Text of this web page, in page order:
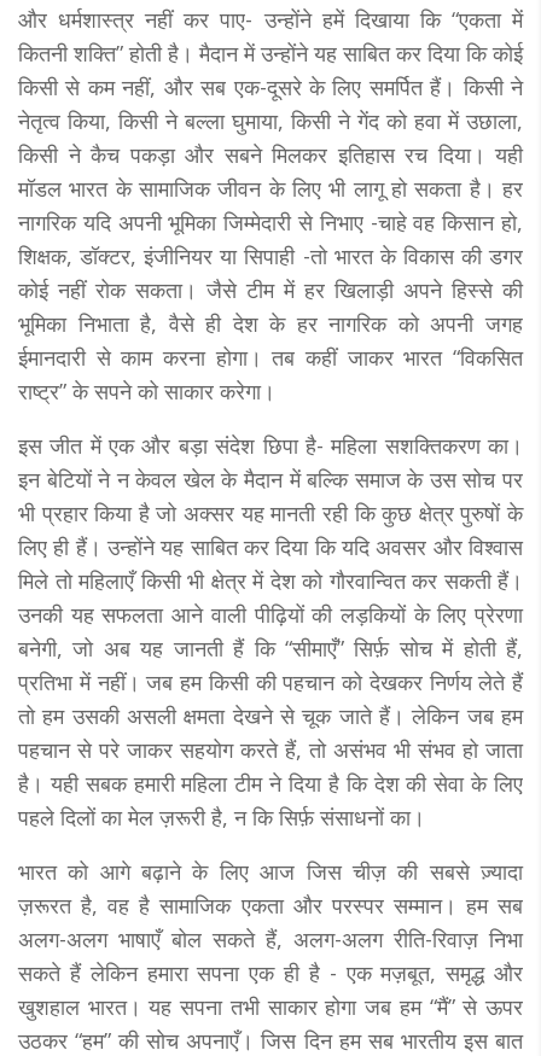
और धर्मशास्त्र नहीं कर पाए- उन्होंने हमें दिखाया कि “एकता में
कितनी शक्ति” होती है। मैदान में उन्होंने यह साबित कर दिया कि कोई
किसी से कम नहीं, और सब एक-दूसरे के लिए समर्पित हैं। किसी ने
नेतृत्व किया, किसी ने बल्ला घुमाया, किसी ने गेंद को हवा में उछाला,
किसी ने कैच पकड़ा और सबने मिलकर इतिहास रच दिया। यही
मॉडल भारत के सामाजिक जीवन के लिए भी लागू हो सकता है। हर
नागरिक यदि अपनी भूमिका जिम्मेदारी से निभाए -चाहे वह किसान हो,
शिक्षक, डॉक्टर, इंजीनियर या सिपाही -तो भारत के विकास की डगर
कोई नहीं रोक सकता। जैसे टीम में हर खिलाड़ी अपने हिस्से की
भूमिका निभाता है, वैसे ही देश के हर नागरिक को अपनी जगह
ईमानदारी से काम करना होगा। तब कहीं जाकर भारत “विकसित
राष्ट्र” के सपने को साकार करेगा।
इस जीत में एक और बड़ा संदेश छिपा है- महिला सशक्तिकरण का।
इन बेटियों ने न केवल खेल के मैदान में बल्कि समाज के उस सोच पर
भी प्रहार किया है जो अक्सर यह मानती रही कि कुछ क्षेत्र पुरुषों के
लिए ही हैं। उन्होंने यह साबित कर दिया कि यदि अवसर और विश्वास
मिले तो महिलाएँ किसी भी क्षेत्र में देश को गौरवान्वित कर सकती हैं।
उनकी यह सफलता आने वाली पीढ़ियों की लड़कियों के लिए प्रेरणा
बनेगी, जो अब यह जानती हैं कि “सीमाएँ” सिर्फ़ सोच में होती हैं,
प्रतिभा में नहीं। जब हम किसी की पहचान को देखकर निर्णय लेते हैं
तो हम उसकी असली क्षमता देखने से चूक जाते हैं। लेकिन जब हम
पहचान से परे जाकर सहयोग करते हैं, तो असंभव भी संभव हो जाता
है। यही सबक हमारी महिला टीम ने दिया है कि देश की सेवा के लिए
पहले दिलों का मेल ज़रूरी है, न कि सिर्फ़ संसाधनों का।
भारत को आगे बढ़ाने के लिए आज जिस चीज़ की सबसे ज़्यादा
ज़रूरत है, वह है सामाजिक एकता और परस्पर सम्मान। हम सब
अलग-अलग भाषाएँ बोल सकते हैं, अलग-अलग रीति-रिवाज़ निभा
सकते हैं लेकिन हमारा सपना एक ही है - एक मज़बूत, समृद्ध और
खुशहाल भारत। यह सपना तभी साकार होगा जब हम “मैं” से ऊपर
उठकर “हम” की सोच अपनाएँ। जिस दिन हम सब भारतीय इस बात